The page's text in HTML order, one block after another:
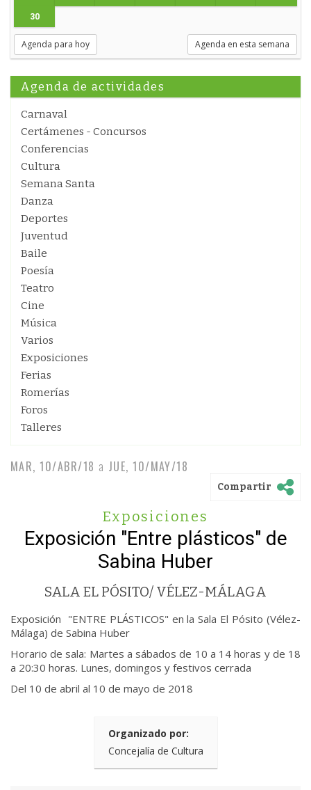
30
Agenda para hoy Agenda en esta semana
Agenda de actividades
Carnaval
Certámenes - Concursos
Conferencias
Cultura
Semana Santa
Danza
Deportes
Juventud
Baile
Poesía
Teatro
Cine
Música
Varios
Exposiciones
Ferias
Romerías
Foros
Talleres
MAR, 10/ABR/18 a JUE, 10/MAY/18
Compartir
Exposiciones
Exposición "Entre plásticos" de
Sabina Huber
SALA EL PÓSITO/ VÉLEZ-MÁLAGA
Exposición "ENTRE PLÁSTICOS" en la Sala El Pósito (Vélez-
Málaga) de Sabina Huber
Horario de sala: Martes a sábados de 10 a 14 horas y de 18
a 20:30 horas. Lunes, domingos y festivos cerrada
Del 10 de abril al 10 de mayo de 2018
Organizado por:
Concejalía de Cultura